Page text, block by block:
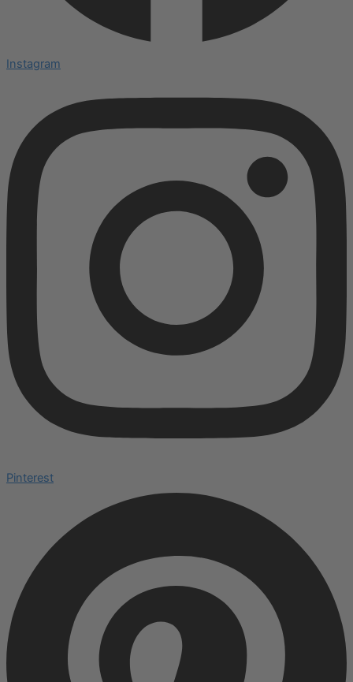
Instagram
Pinterest